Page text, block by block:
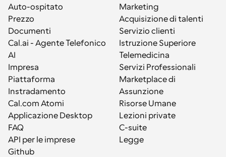
Auto-ospitato
Prezzo
Documenti
Cal.ai - Agente Telefonico
AI
Impresa
Piattaforma
Instradamento
Cal.com Atomi
Applicazione Desktop
FAQ
API per le imprese
Github
Marketing
Acquisizione di talenti
Servizio clienti
Istruzione Superiore
Telemedicina
Servizi Professionali
Marketplace di
Assunzione
Risorse Umane
Lezioni private
C-suite
Legge